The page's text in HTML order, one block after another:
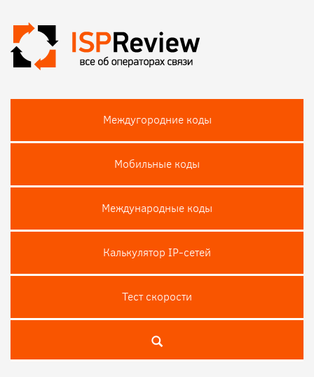
Междугородние коды
Мобильные коды
Международные коды
Калькулятор IP-сетей
Тест скороcти